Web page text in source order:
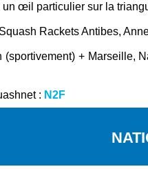
œil particulier sur la
Rackets Antibes,
+ Marseille,
: N2F